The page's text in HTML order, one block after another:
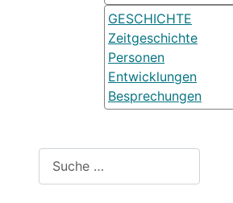
GESCHICHTE
Zeitgeschichte
Personen
Entwicklungen
Besprechungen